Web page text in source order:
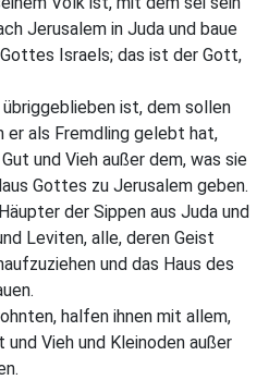
Jerusalem in Juda und baue
Israels; das ist der Gott,
ist, dem sollen
er als Fremdling gelebt hat,
und Vieh außer dem, was sie
Gottes zu Jerusalem geben.
der Sippen aus Juda und
Leviten, alle, deren Geist
und das Haus des
halfen ihnen mit allem,
Vieh und Kleinoden außer